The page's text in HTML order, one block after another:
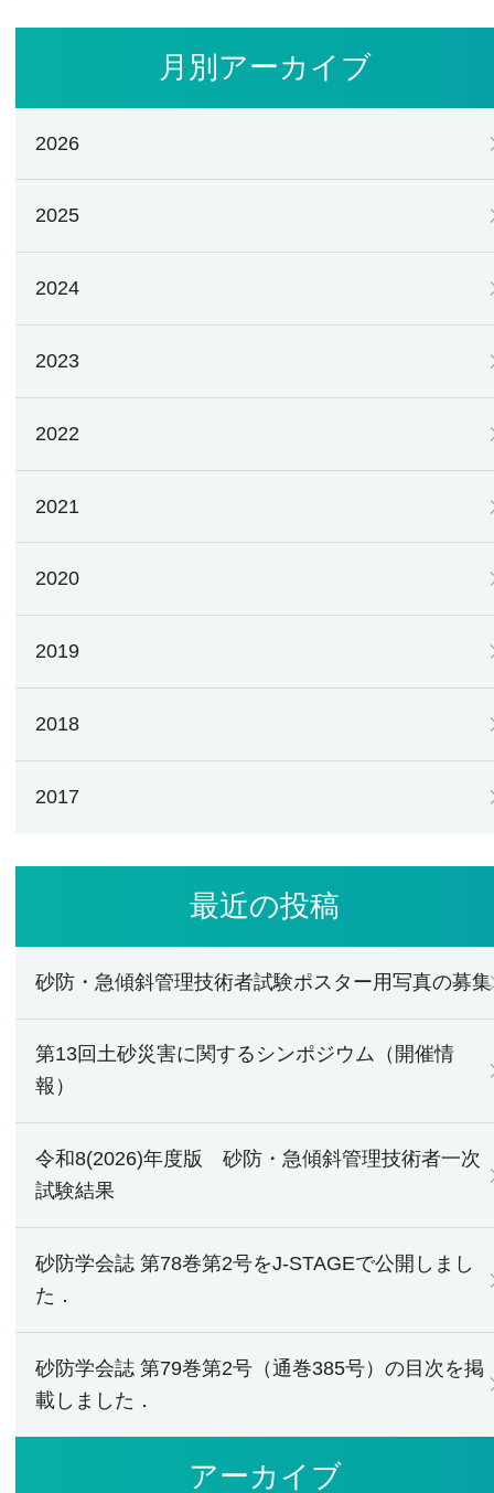
月別アーカイブ
2026
2025
2024
2023
2022
2021
2020
2019
2018
2017
最近の投稿
砂防・急傾斜管理技術者試験ポスター用写真の募集
第13回土砂災害に関するシンポジウム（開催情
報）
令和8(2026)年度版 砂防・急傾斜管理技術者一次
試験結果
砂防学会誌 第78巻第2号をJ-STAGEで公開しまし
た．
砂防学会誌 第79巻第2号（通巻385号）の目次を掲
載しました．
アーカイブ